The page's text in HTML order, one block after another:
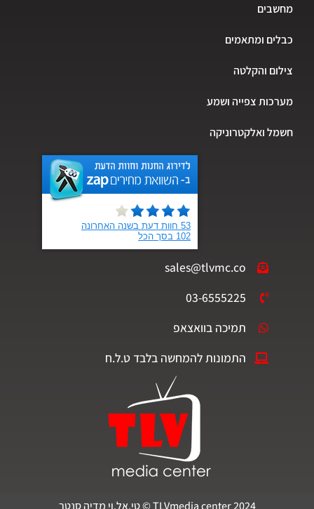
מחשבים
כבלים ומתאמים
צילום והקלטה
מערכות צפייה ושמע
חשמל ואלקטרוניקה
sales@tlvmc.co
03-6555225
תמיכה בוואצאפ
התמונות להמחשה בלבד ט.ל.ח
TLVmedia center 2024 © טי.אל.וי מדיה סנטר